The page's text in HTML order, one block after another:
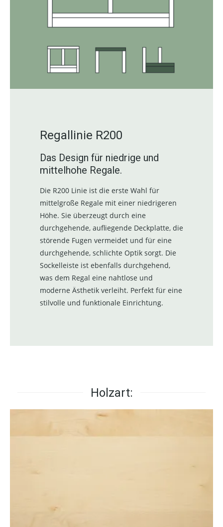
Regallinie R200
Das Design für niedrige und
mittelhohe Regale.
Die R200 Linie ist die erste Wahl für
mittelgroße Regale mit einer niedrigeren
Höhe. Sie überzeugt durch eine
durchgehende, aufliegende Deckplatte, die
störende Fugen vermeidet und für eine
durchgehende, schlichte Optik sorgt. Die
Sockelleiste ist ebenfalls durchgehend,
was dem Regal eine nahtlose und
moderne Ästhetik verleiht. Perfekt für eine
stilvolle und funktionale Einrichtung.
Holzart: